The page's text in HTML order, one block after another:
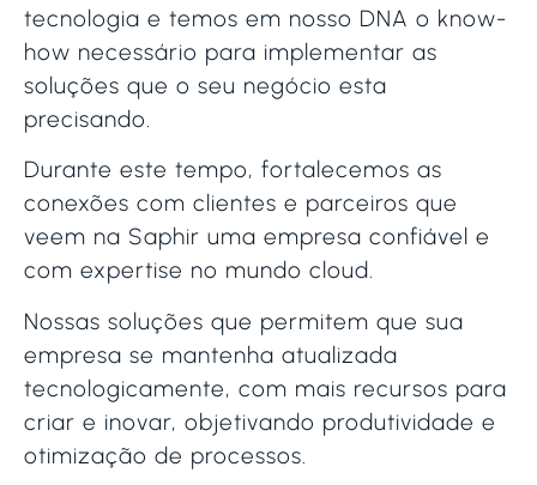
tecnologia e temos em nosso DNA o know-
how necessário para implementar as
soluções que o seu negócio esta
precisando.
Durante este tempo, fortalecemos as
conexões com clientes e parceiros que
veem na Saphir uma empresa confiável e
com expertise no mundo cloud.
Nossas soluções que permitem que sua
empresa se mantenha atualizada
tecnologicamente, com mais recursos para
criar e inovar, objetivando produtividade e
otimização de processos.